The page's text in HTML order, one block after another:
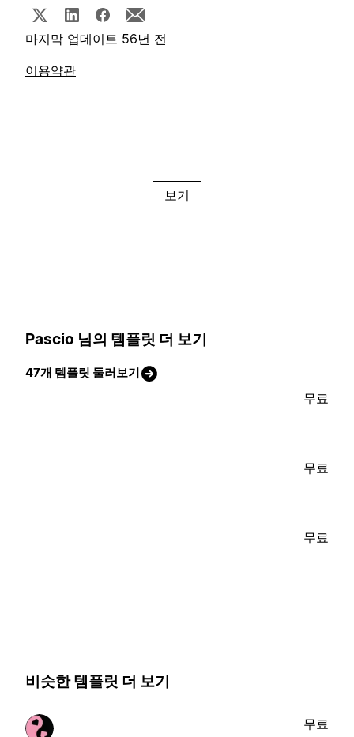
마지막 업데이트 56년 전
이용약관
보기
Pascio 님의 템플릿 더 보기
47개 템플릿 둘러보기
무료
무료
무료
비슷한 템플릿 더 보기
무료